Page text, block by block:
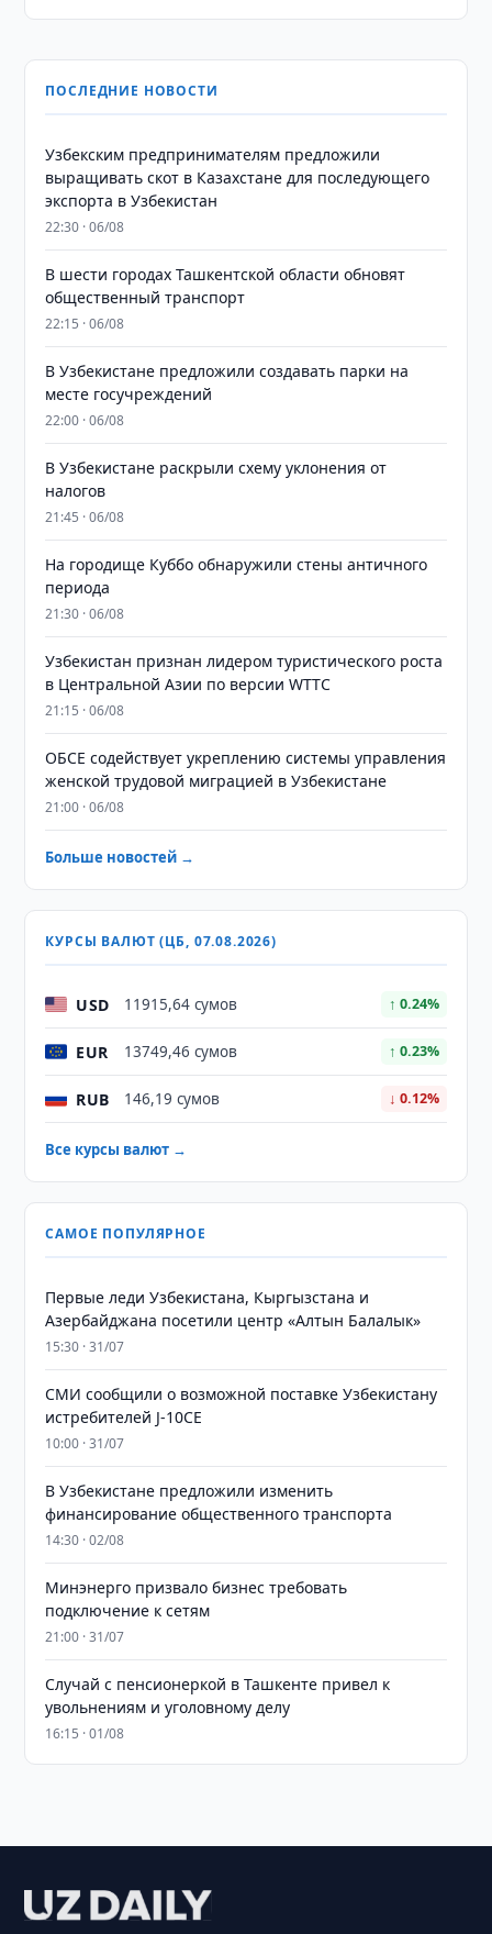
ПОСЛЕДНИЕ НОВОСТИ
Узбекским предпринимателям предложили
выращивать скот в Казахстане для последующего
экспорта в Узбекистан
22:30 · 06/08
В шести городах Ташкентской области обновят
общественный транспорт
22:15 · 06/08
В Узбекистане предложили создавать парки на
месте госучреждений
22:00 · 06/08
В Узбекистане раскрыли схему уклонения от
налогов
21:45 · 06/08
На городище Куббо обнаружили стены античного
периода
21:30 · 06/08
Узбекистан признан лидером туристического роста
в Центральной Азии по версии WTTC
21:15 · 06/08
ОБСЕ содействует укреплению системы управления
женской трудовой миграцией в Узбекистане
21:00 · 06/08
Больше новостей →
КУРСЫ ВАЛЮТ (ЦБ, 07.08.2026)
USD 11915,64 сумов ↑ 0.24%
EUR 13749,46 сумов ↑ 0.23%
RUB 146,19 сумов ↓ 0.12%
Все курсы валют →
САМОЕ ПОПУЛЯРНОЕ
Первые леди Узбекистана, Кыргызстана и
Азербайджана посетили центр «Алтын Балалык»
15:30 · 31/07
СМИ сообщили о возможной поставке Узбекистану
истребителей J-10CE
10:00 · 31/07
В Узбекистане предложили изменить
финансирование общественного транспорта
14:30 · 02/08
Минэнерго призвало бизнес требовать
подключение к сетям
21:00 · 31/07
Случай с пенсионеркой в Ташкенте привел к
увольнениям и уголовному делу
16:15 · 01/08